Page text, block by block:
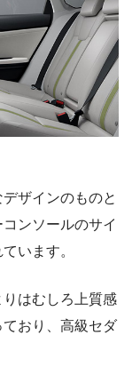
ザインのものと
ンソールのサイ
います。
はむしろ上質感
おり、高級セダ